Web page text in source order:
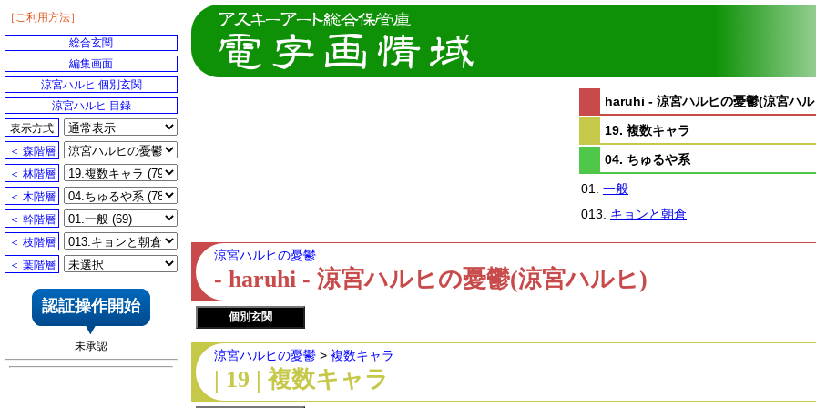
haruhi - 涼宮ハルヒの憂鬱(涼宮ハ
19. 複数キャラ
04. ちゅるや系
01. 一般
013. キョンと朝倉
涼宮ハルヒの憂鬱
- haruhi - 涼宮ハルヒの憂鬱(涼宮ハルヒ)
個別玄関
涼宮ハルヒの憂鬱 > 複数キャラ
| 19 | 複数キャラ
［ご利用方法］
総合玄関
編集画面
涼宮ハルヒ 個別玄関
涼宮ハルヒ 目録
表示方式
＜ 森階層
＜ 林階層
＜ 木階層
＜ 幹階層
＜ 枝階層
＜ 葉階層
認証操作開始
未承認